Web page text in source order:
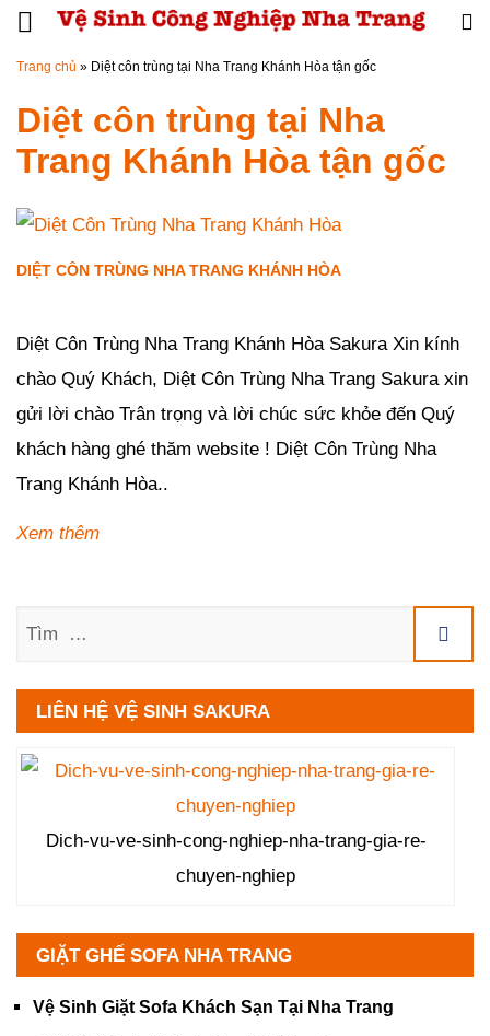
Đến nội dung chính
Trang chủ » Diệt côn trùng tại Nha Trang Khánh Hòa tận gốc
Diệt côn trùng tại Nha
Trang Khánh Hòa tận gốc
DIỆT CÔN TRÙNG NHA TRANG KHÁNH HÒA
Diệt Côn Trùng Nha Trang Khánh Hòa Sakura Xin kính
chào Quý Khách, Diệt Côn Trùng Nha Trang Sakura xin
gửi lời chào Trân trọng và lời chúc sức khỏe đến Quý
khách hàng ghé thăm website ! Diệt Côn Trùng Nha
Trang Khánh Hòa..
Xem thêm
LIÊN HỆ VỆ SINH SAKURA
Dich-vu-ve-sinh-cong-nghiep-nha-trang-gia-re-
chuyen-nghiep
GIẶT GHẾ SOFA NHA TRANG
Vệ Sinh Giặt Sofa Khách Sạn Tại Nha Trang